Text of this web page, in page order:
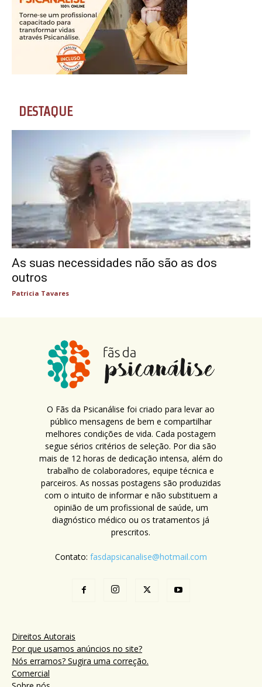
DESTAQUE
As suas necessidades não são as dos
outros
Patricia Tavares
O Fãs da Psicanálise foi criado para levar ao
público mensagens de bem e compartilhar
melhores condições de vida. Cada postagem
segue sérios critérios de seleção. Por dia são
mais de 12 horas de dedicação intensa, além do
trabalho de colaboradores, equipe técnica e
parceiros. As nossas postagens são produzidas
com o intuito de informar e não substituem a
opinião de um profissional de saúde, um
diagnóstico médico ou os tratamentos já
prescritos.
Contato: fasdapsicanalise@hotmail.com
Direitos Autorais
Por que usamos anúncios no site?
Nós erramos? Sugira uma correção.
Comercial